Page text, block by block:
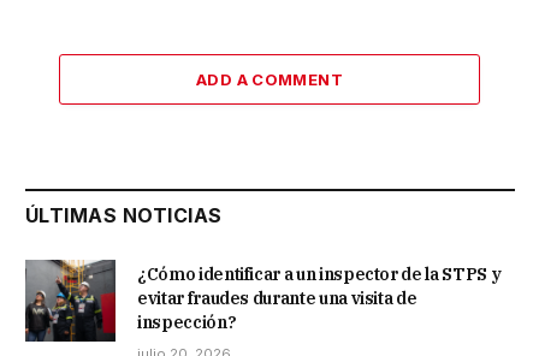
ADD A COMMENT
ÚLTIMAS NOTICIAS
¿Cómo identificar a un inspector de la STPS y
evitar fraudes durante una visita de
inspección?